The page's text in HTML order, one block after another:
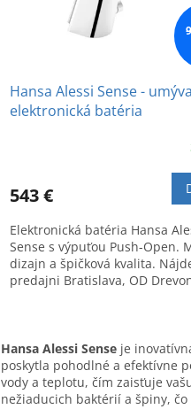
Hansa Alessi Sense -
elektronická batéria
543 €
Elektronická batéria Hansa
Sense s výpuťou Push-Open.
dizajn a špičková kvalita.
predajni Bratislava, OD
Hansa Alessi Sense je
poskytla pohodlné a efektívne
vody a teplotu, čím zaisťuje
nežiaducich baktérií a špiny,